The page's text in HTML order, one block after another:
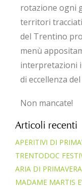
rotazione ogni
territori tracciati
del Trentino
menù
interpretazioni
di eccellenza
Non mancate!
Articoli recenti
APERITIVI DI
TRENTODOC
ARIA DI
MADAME MARTIS